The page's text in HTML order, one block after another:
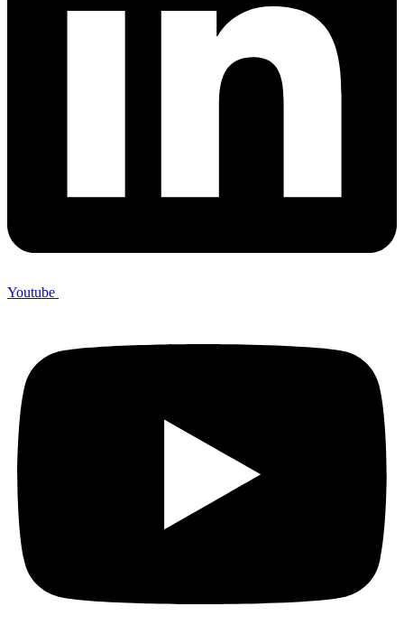
Youtube